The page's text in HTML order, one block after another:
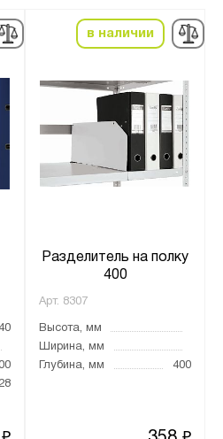
в наличии
Разделитель на полку
400
Арт. 8307
Высота, мм
Ширина, мм
Глубина, мм
400